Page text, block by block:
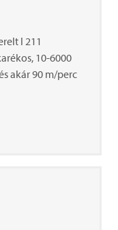
I 211
10-6000
akár 90 m/perc